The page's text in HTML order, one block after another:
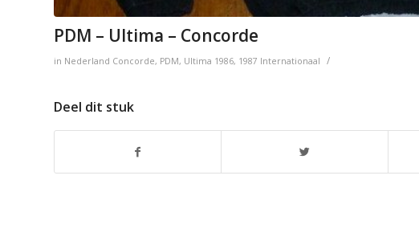
PDM – Ultima – Concorde
in Nederland Concorde, PDM, Ultima 1986, 1987 Internationaal /
Deel dit stuk